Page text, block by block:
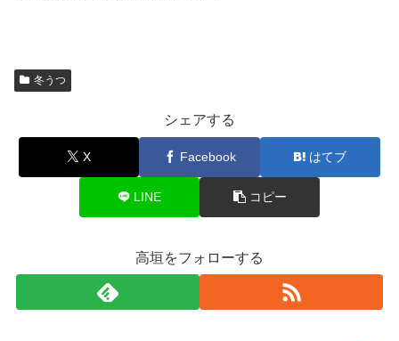
冬うつ
シェアする
X Facebook はてブ
LINE コピー
高垣をフォローする